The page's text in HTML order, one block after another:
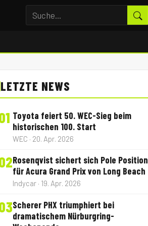
LETZTE NEWS
Toyota feiert 50. WEC-Sieg beim
historischen 100. Start
WEC · 20. Apr. 2026
Rosenqvist sichert sich Pole Position
für Acura Grand Prix von Long Beach
Indycar · 19. Apr. 2026
Scherer PHX triumphiert bei
dramatischem Nürburgring-